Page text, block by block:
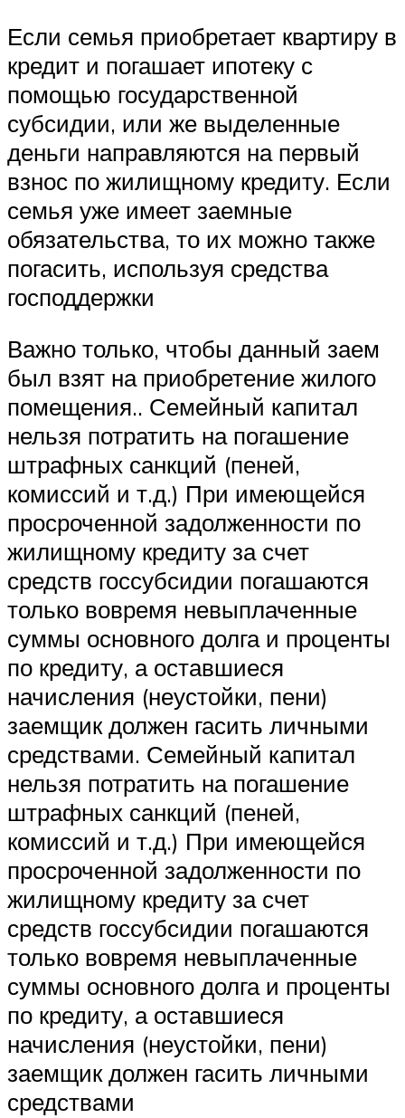
Если семья приобретает квартиру в
кредит и погашает ипотеку с
помощью государственной
субсидии, или же выделенные
деньги направляются на первый
взнос по жилищному кредиту. Если
семья уже имеет заемные
обязательства, то их можно также
погасить, используя средства
господдержки
Важно только, чтобы данный заем
был взят на приобретение жилого
помещения.. Семейный капитал
нельзя потратить на погашение
штрафных санкций (пеней,
комиссий и т.д.) При имеющейся
просроченной задолженности по
жилищному кредиту за счет
средств госсубсидии погашаются
только вовремя невыплаченные
суммы основного долга и проценты
по кредиту, а оставшиеся
начисления (неустойки, пени)
заемщик должен гасить личными
средствами. Семейный капитал
нельзя потратить на погашение
штрафных санкций (пеней,
комиссий и т.д.) При имеющейся
просроченной задолженности по
жилищному кредиту за счет
средств госсубсидии погашаются
только вовремя невыплаченные
суммы основного долга и проценты
по кредиту, а оставшиеся
начисления (неустойки, пени)
заемщик должен гасить личными
средствами